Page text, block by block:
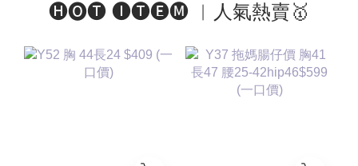
🅗🅞🅣 🅘🅣🅔🅜 ︱人氣熱賣🥇